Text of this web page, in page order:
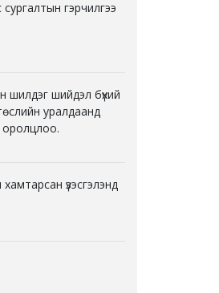
гэрчилгээ
шилдэг шийдэл бүхий
уралдаанд
үзэсгэлэнд